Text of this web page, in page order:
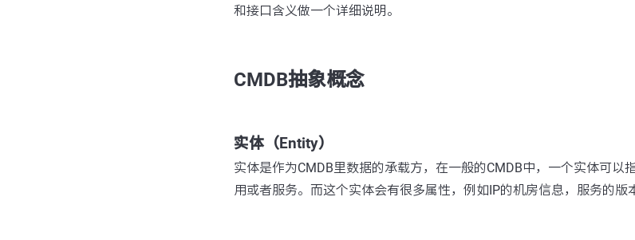
和接口含义做一个详细说明。
CMDB抽象概念
实体（Entity）
实体是作为CMDB里数据的承载方，在一般的CMDB中，一个实体可以
用或者服务。而这个实体会有很多属性，例如IP的机房信息，服务的版